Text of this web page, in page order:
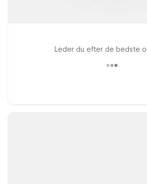
Leder du efter de bedste